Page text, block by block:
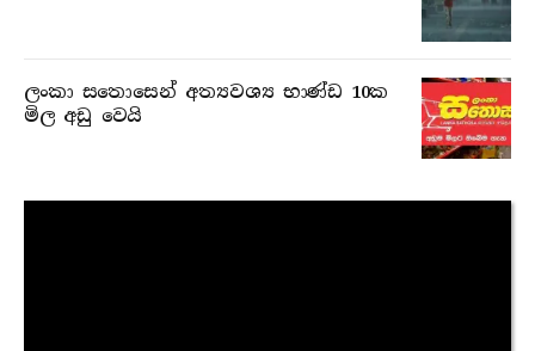
ලංකා සතොසෙන් අත්‍යවශ්‍ය භාණ්ඩ 10ක
මිල අඩු වෙයි